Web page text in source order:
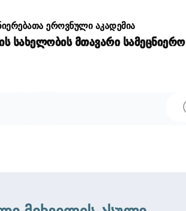
ეროვნული აკადემია
სახელობის მთავარი